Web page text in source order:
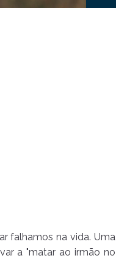
falhamos na vida. Uma
a "matar ao irmão no